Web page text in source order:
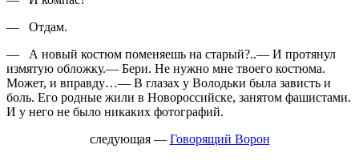
— Отдам.
— А новый костюм поменяешь на старый?..— И протянул
измятую обложку.— Бери. Не нужно мне твоего костюма.
Может, и вправду…— В гла­зах у Володьки была зависть и
боль. Его родные жили в Новороссийске, занятом фашистами.
И у него не было никаких фотографий.
следующая — Говорящий Ворон